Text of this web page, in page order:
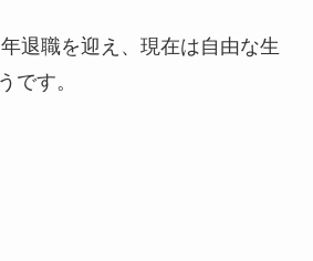
退職を迎え、現在は自由な生
です。